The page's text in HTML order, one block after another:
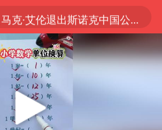
新疆优化调整景区内自驾服务费
上四休三，但降薪1000元，你接受吗？
央视新主播李秋莹孙亚鹏亮相
情侣平潭拍日出坠崖1死1伤